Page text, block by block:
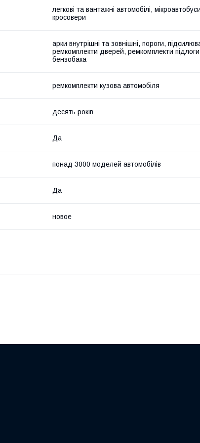
легкові та вантажні автомобілі,
кросовери
арки внутрішні та зовнішні, пороги,
ремкомплекти дверей, ремкомплекти підлоги,
бензобака
ремкомплекти кузова автомобіля
десять років
Да
понад 3000 моделей автомобілів
Да
новое